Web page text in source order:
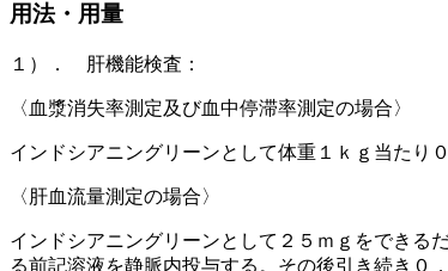
用法・用量
１）． 肝機能検査：
〈血漿消失率測定及び血中停滞率測定の場合〉
インドシアニングリーンとして体重１ｋｇ当たり
〈肝血流量測定の場合〉
インドシアニングリーンとして２５ｍｇをできる
る前記溶液を静脈内投与する。その後引き続き０